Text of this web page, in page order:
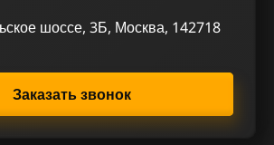
шоссе, 3Б, Москва, 142718
Заказать звонок